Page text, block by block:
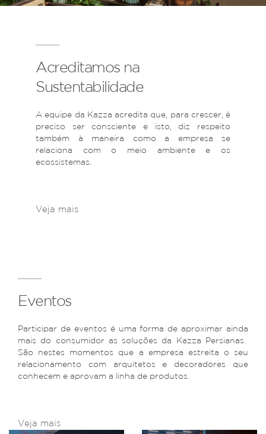
Acreditamos na
Sustentabilidade
A equipe da Kazza acredita que, para crescer, é
preciso ser consciente e isto, diz respeito
também à maneira como a empresa se
relaciona com o meio ambiente e os
ecossistemas.
Veja mais
Eventos
Participar de eventos é uma forma de aproximar ainda
mais do consumidor as soluções da Kazza Persianas.
São nestes momentos que a empresa estreita o seu
relacionamento com arquitetos e decoradores que
conhecem e aprovam a linha de produtos.
Veja mais